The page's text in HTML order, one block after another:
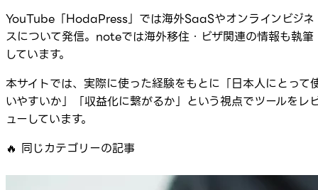
YouTube「HodaPress」では海外SaaSやオンラインビジネ
スについて発信。noteでは海外移住・ビザ関連の情報も執筆
しています。
本サイトでは、実際に使った経験をもとに「日本人にとって
いやすいか」「収益化に繋がるか」という視点でツールをレ
ューしています。
🔥 同じカテゴリーの記事